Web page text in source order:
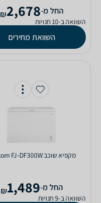
‫החל מ-2,678
₪
השוואה ב-10 חנויות
השוואת מחירים
מקפיא ‏שוכב Fujicom FJ-DF300W
‫החל מ-1,489
₪
השוואה ב-9 חנויות